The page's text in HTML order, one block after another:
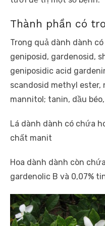
Thành phần có
Trong quả dành dành
geniposid, gardenosid,
geniposidic acid
scandosid methyl ester,
mannitol; tanin, dầu
Lá dành dành có chứa
chất manit
Hoa dành dành còn
gardenolic B và 0,07%